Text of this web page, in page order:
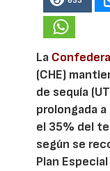
La
(CHE)
de sequía
prolongada
el 35% del
según se
Plan